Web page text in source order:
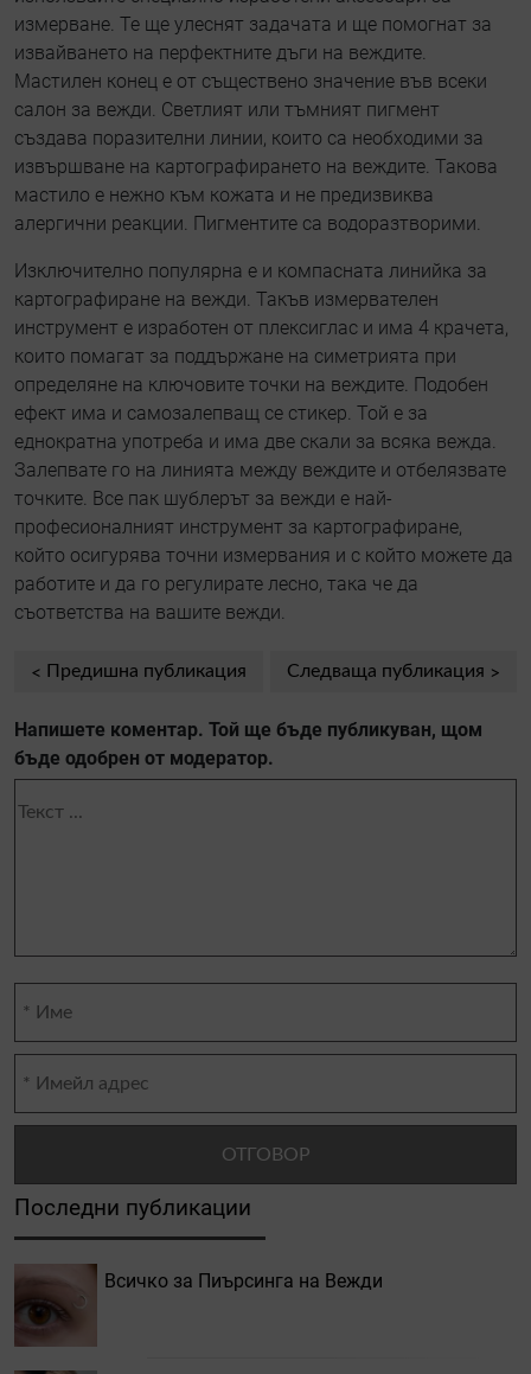
измерване. Те ще улеснят задачата и ще помогнат за
извайването на перфектните дъги на веждите.
Мастилен конец е от съществено значение във всеки
салон за вежди. Светлият или тъмният пигмент
създава поразителни линии, които са необходими за
извършване на картографирането на веждите. Такова
мастило е нежно към кожата и не предизвиква
алергични реакции. Пигментите са водоразтворими.
Изключително популярна е и компасната линийка за
картографиране на вежди. Такъв измервателен
инструмент е изработен от плексиглас и има 4 крачета,
които помагат за поддържане на симетрията при
определяне на ключовите точки на веждите. Подобен
ефект има и самозалепващ се стикер. Той е за
еднократна употреба и има две скали за всяка вежда.
Залепвате го на линията между веждите и отбелязвате
точките. Все пак шублерът за вежди е най-
професионалният инструмент за картографиране,
който осигурява точни измервания и с който можете да
работите и да го регулирате лесно, така че да
съответства на вашите вежди.
Предишна публикация Следваща публикация
Напишете коментар. Той ще бъде публикуван, щом
бъде одобрен от модератор.
Последни публикации
Всичко за Пиърсинга на Вежди